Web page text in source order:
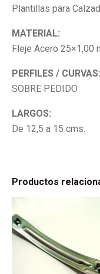
Plantillas para
MATERIAL:
Fleje Acero 25×1,00
PERFILES / CURVAS:
SOBRE PEDIDO
LARGOS:
De 12,5 a 15 cms.
Productos